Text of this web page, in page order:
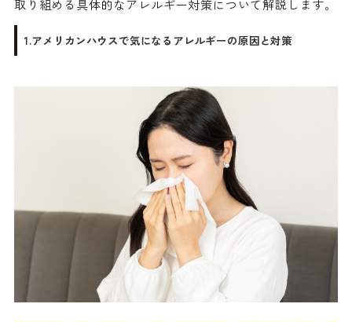
取り組める具体的なアレルギー対策について解説します。
1.アメリカンハウスで気になるアレルギーの原因と対策